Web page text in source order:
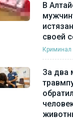
В
своей
Криминал
За два